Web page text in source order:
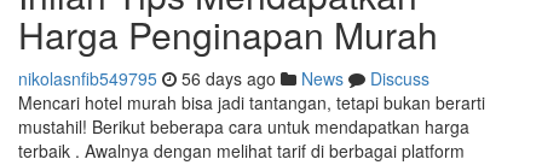
Harga Penginapan Murah
nikolasnfib549795 56 days ago News
Discuss
Mencari hotel murah bisa jadi tantangan, tetapi bukan berarti
mustahil! Berikut beberapa cara untuk mendapatkan harga
terbaik . Awalnya dengan melihat tarif di berbagai platform